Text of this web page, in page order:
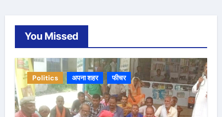
You Missed
Politics अपना शहर फीचर